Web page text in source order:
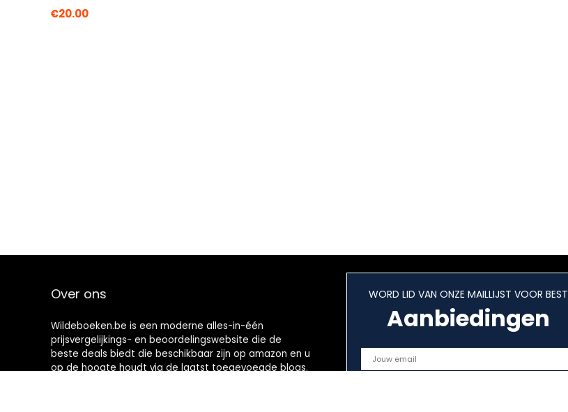
€20.00
Over ons
Wildeboeken.be is een moderne alles-in-één
prijsvergelijkings- en beoordelingswebsite die de
beste deals biedt die beschikbaar zijn op amazon en u
op de hoogte houdt via de laatst toegevoegde blogs.
WORD LID VAN ONZE MAILLIJST VOOR BEST
Aanbiedingen